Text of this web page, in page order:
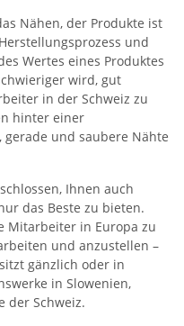
Nähen, der Produkte ist
und
Wertes eines Produktes
wird, gut
in der Schweiz zu
hinter einer
und saubere Nähte
Ihnen auch
das Beste zu bieten.
Mitarbeiter in Europa zu
und anzustellen –
gänzlich oder in
in Slowenien,
der Schweiz.